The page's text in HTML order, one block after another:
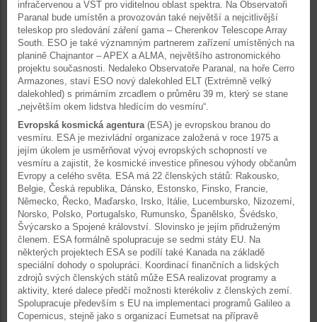
infračervenou a VST pro viditelnou oblast spektra. Na Observatoři
Paranal bude umístěn a provozován také největší a nejcitlivější
teleskop pro sledování záření gama – Cherenkov Telescope Array
South. ESO je také významným partnerem zařízení umístěných na
planině Chajnantor – APEX a ALMA, největšího astronomického
projektu současnosti. Nedaleko Observatoře Paranal, na hoře Cerro
Armazones, staví ESO nový dalekohled ELT (Extrémně velký
dalekohled) s primárním zrcadlem o průměru 39 m, který se stane
„největším okem lidstva hledícím do vesmíru“.
Evropská kosmická agentura(ESA) je evropskou branou do
vesmíru. ESA je mezivládní organizace založená v roce 1975 a
jejím úkolem je usměrňovat vývoj evropských schopností ve
vesmíru a zajistit, že kosmické investice přinesou výhody občanům
Evropy a celého světa. ESA má 22 členských států: Rakousko,
Belgie, Česká republika, Dánsko, Estonsko, Finsko, Francie,
Německo, Řecko, Maďarsko, Irsko, Itálie, Lucembursko, Nizozemí,
Norsko, Polsko, Portugalsko, Rumunsko, Španělsko, Švédsko,
Švýcarsko a Spojené království. Slovinsko je jejím přidruženým
členem. ESA formálně spolupracuje se sedmi státy EU. Na
některých projektech ESA se podílí také Kanada na základě
speciální dohody o spolupráci. Koordinací finančních a lidských
zdrojů svých členských států může ESA realizovat programy a
aktivity, které dalece předčí možnosti kterékoliv z členských zemí.
Spolupracuje především s EU na implementaci programů Galileo a
Copernicus, stejně jako s organizací Eumetsat na přípravě